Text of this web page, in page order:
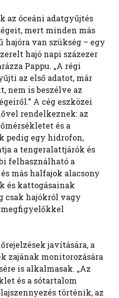
az óceáni adatgyűjtés
mert minden más
hajóra van szükség – egy
hajó napi százezer
Pappu. „A régi
az első adatot, már
nem is beszélve az
A cég eszközei
rendelkeznek: az
és a
pedig egy hidrofon,
a tengeralattjárók és
felhasználható a
más halfajok alacsony
és kattogásainak
csak hajókról vagy
megfigyelőkkel
javítására, a
zajának monitorozására
is alkalmasak. „Az
és a sótartalom
történik, az